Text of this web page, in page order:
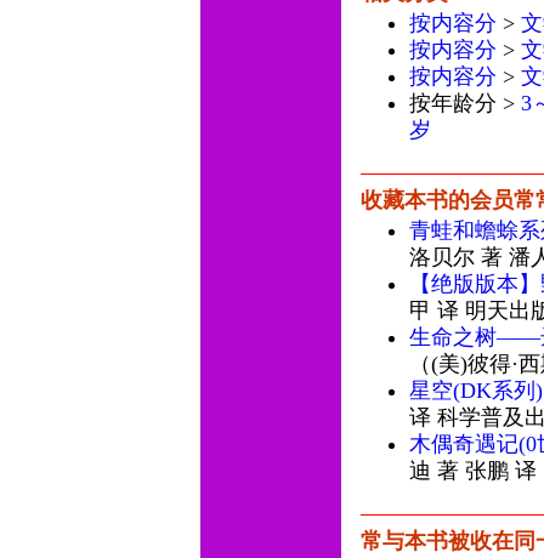
按内容分 >
按内容分 >
按内容分 >
按年龄分 > 3
岁
收藏本书的会员常
青蛙和蟾蜍
洛贝尔 著 潘
【绝版版本
甲 译 明天出
生命之树——
（(美)彼得·
星空(DK系列)
译 科学普及
木偶奇遇记
迪 著 张鹏 译
常与本书被收在同